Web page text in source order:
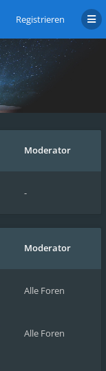
Registrieren
Moderator
-
Moderator
Alle Foren
Alle Foren